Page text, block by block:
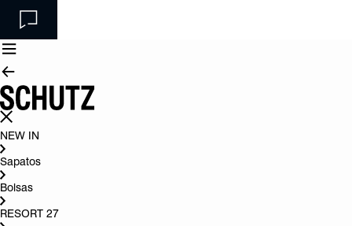
NEW IN
Sapatos
Bolsas
RESORT 27